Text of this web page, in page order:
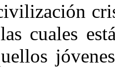
cuales